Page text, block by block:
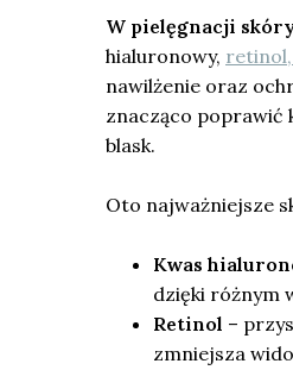
W pielęgnacji
hialuronowy,
nawilżenie oraz
znacząco poprawić
blask.
Oto najważniejsze
Kwas
dzięki różnym
Retinol –
zmniejsza